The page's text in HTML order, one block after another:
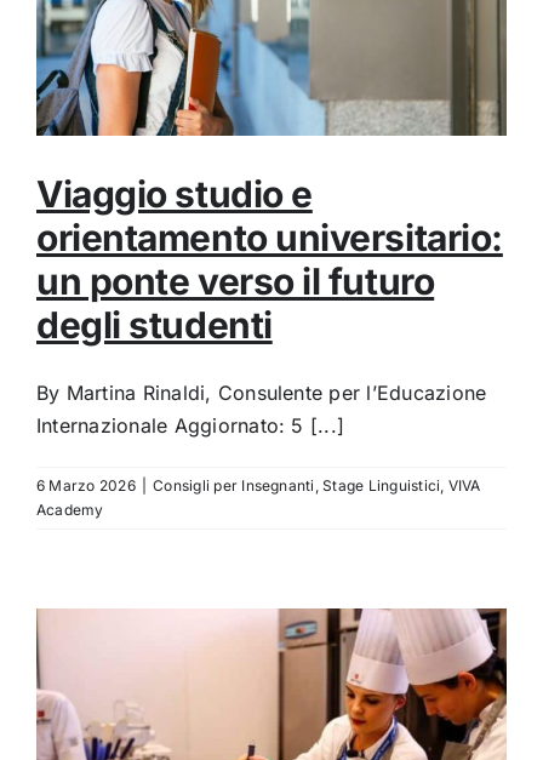
Viaggio studio e
orientamento universitario:
un ponte verso il futuro
degli studenti
By Martina Rinaldi, Consulente per l’Educazione
Internazionale Aggiornato: 5 [...]
6 Marzo 2026 Consigli per Insegnanti ,Stage Linguistici VIVA
Academy